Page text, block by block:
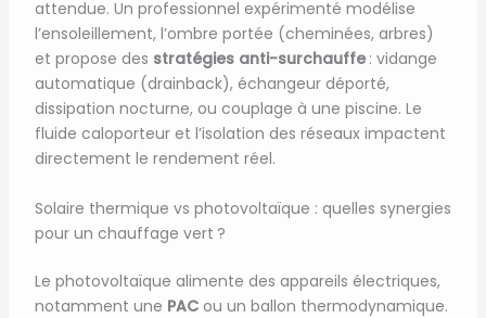
attendue. Un professionnel expérimenté modélise
l’ensoleillement, l’ombre portée (cheminées, arbres)
et propose des stratégies anti-surchauffe: vidange
automatique (drainback), échangeur déporté,
dissipation nocturne, ou couplage à une piscine. Le
fluide caloporteur et l’isolation des réseaux impactent
directement le rendement réel.
Solaire thermique vs photovoltaïque : quelles synergies
pour un chauffage vert ?
Le photovoltaïque alimente des appareils électriques,
notamment une PACou un ballon thermodynamique.